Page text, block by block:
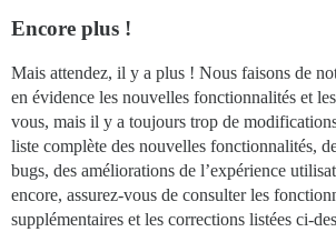
Encore plus !
Mais attendez, il y a plus ! Nous faisons de
en évidence les nouvelles fonctionnalités et
vous, mais il y a toujours trop de
liste complète des nouvelles fonctionnalités,
bugs, des améliorations de l’expérience
encore, assurez-vous de consulter les
supplémentaires et les corrections listées ci-